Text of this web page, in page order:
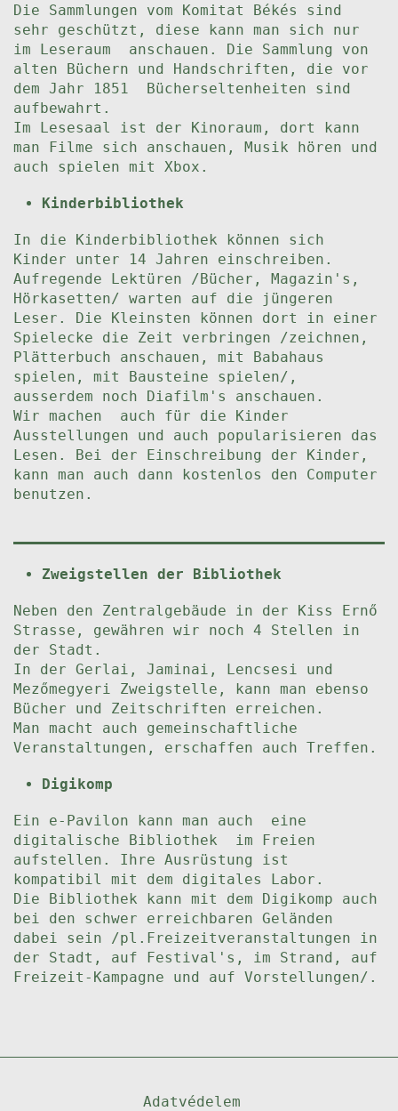
Die Sammlungen vom Komitat Békés sind
sehr geschützt, diese kann man sich nur
im Leseraum anschauen. Die Sammlung von
alten Büchern und Handschriften, die vor
dem Jahr 1851 Bücherseltenheiten sind
aufbewahrt.
Im Lesesaal ist der Kinoraum, dort kann
man Filme sich anschauen, Musik hören und
auch spielen mit Xbox.
Kinderbibliothek
In die Kinderbibliothek können sich
Kinder unter 14 Jahren einschreiben.
Aufregende Lektüren /Bücher, Magazin's,
Hörkasetten/ warten auf die jüngeren
Leser. Die Kleinsten können dort in einer
Spielecke die Zeit verbringen /zeichnen,
Plätterbuch anschauen, mit Babahaus
spielen, mit Bausteine spielen/,
ausserdem noch Diafilm's anschauen.
Wir machen auch für die Kinder
Ausstellungen und auch popularisieren das
Lesen. Bei der Einschreibung der Kinder,
kann man auch dann kostenlos den Computer
benutzen.
Zweigstellen der Bibliothek
Neben den Zentralgebäude in der Kiss Ernő
Strasse, gewähren wir noch 4 Stellen in
der Stadt.
In der Gerlai, Jaminai, Lencsesi und
Mezőmegyeri Zweigstelle, kann man ebenso
Bücher und Zeitschriften erreichen.
Man macht auch gemeinschaftliche
Veranstaltungen, erschaffen auch Treffen.
Digikomp
Ein e-Pavilon kann man auch eine
digitalische Bibliothek im Freien
aufstellen. Ihre Ausrüstung ist
kompatibil mit dem digitales Labor.
Die Bibliothek kann mit dem Digikomp auch
bei den schwer erreichbaren Geländen
dabei sein /pl.Freizeitveranstaltungen in
der Stadt, auf Festival's, im Strand, auf
Freizeit-Kampagne und auf Vorstellungen/.
Adatvédelem